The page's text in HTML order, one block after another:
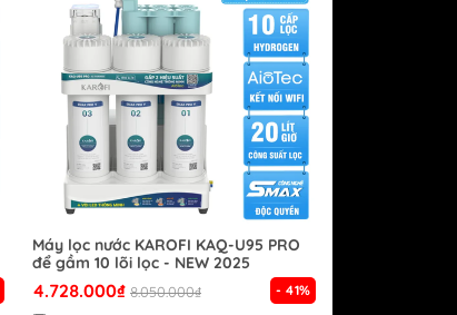
Máy lọc nước KAROFI KAQ-U95 PRO
để gầm 10 lõi lọc - NEW 2025
4.728.000₫ 8.050.000₫ - 41%